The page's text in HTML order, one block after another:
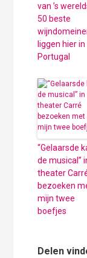
van ’s
50 beste
liggen hier in
Portugal
“Gelaarsde
de musical”
theater
bezoeken
mijn twee
boefjes
Delen